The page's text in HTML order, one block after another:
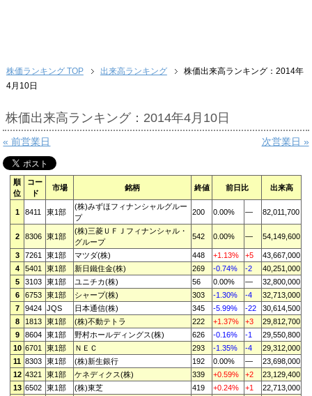
株価ランキング TOP 出来高ランキング
株価出来高ランキング：2014年
4月10日
株価出来高ランキング：2014年4月10日
« 前営業日 次営業日 »
順
位
コー
ド
市場 銘柄 終値 前日比 出来高
1 8411 東1部
(株)みずほフィナンシャルグルー
プ
200 0.00% — 82,011,700
2 8306 東1部
(株)三菱ＵＦＪフィナンシャル・
グループ
542 0.00% — 54,149,600
3 7261 東1部 マツダ(株) 448 +1.13% +5
43,667,000
4
5401 東1部 新日鐵住金(株) 269 -0.74% -2
40,251,000
5
3103 東1部 ユニチカ(株) 56 0.00% —
32,800,000
6
6753 東1部 シャープ(株) 303 -1.30% -4
32,713,000
7
9424 JQS 日本通信(株) 345 -5.99% -22
30,614,500
8
1813 東1部 (株)不動テトラ 222 +1.37% +3
29,812,700
9
8604 東1部 野村ホールディングス(株) 626 -0.16% -1
29,550,800
10 6701 東1部 ＮＥＣ 293 -1.35% -4
29,312,000
11 8303 東1部 (株)新生銀行 192 0.00% —
23,698,000
12 4321 東1部 ケネディクス(株) 339 +0.59% +2
23,129,400
13 6502 東1部 (株)東芝 419 +0.24% +1
22,713,000